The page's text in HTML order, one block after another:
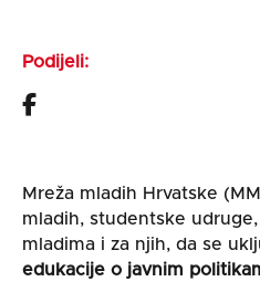
Podijeli:
Mreža mladih Hrvatske
mladih, studentske
mladima i za njih, da se
edukacije o javnim